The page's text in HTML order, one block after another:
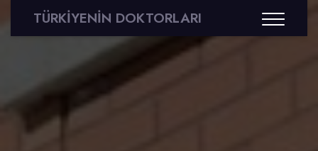
TÜRKİYENİN DOKTORLARI